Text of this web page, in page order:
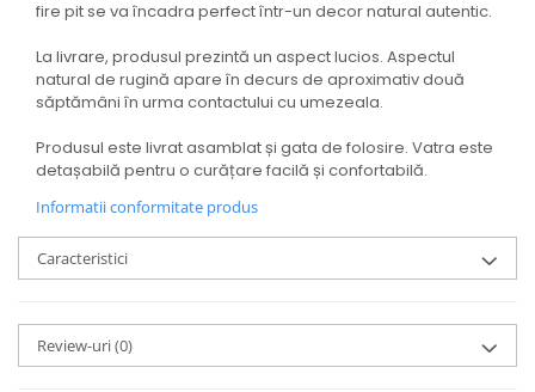
fire pit se va încadra perfect într-un decor natural autentic.
La livrare, produsul prezintă un aspect lucios. Aspectul
natural de rugină apare în decurs de aproximativ două
săptămâni în urma contactului cu umezeala.
Produsul este livrat asamblat și gata de folosire. Vatra este
detașabilă pentru o curățare facilă și confortabilă.
Informatii conformitate produs
Caracteristici
Review-uri(0)